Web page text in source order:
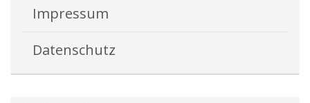
Impressum
Datenschutz